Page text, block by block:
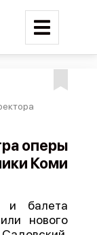
оперы
Коми
и балета
нового